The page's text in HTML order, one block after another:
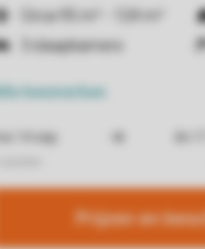
Circa 95 m² - 124 m²
3 slaapkamers
Alle kenmerken
Prijzen en